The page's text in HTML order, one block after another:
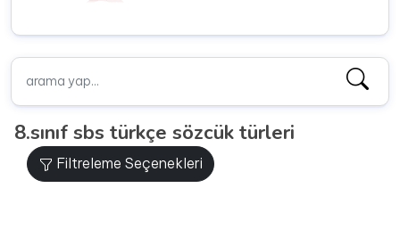
8.sınıf sbs türkçe sözcük türleri
Filtreleme Seçenekleri